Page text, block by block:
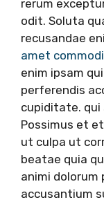
rerum
odit. Soluta
recusandae
amet
enim ipsam
perferendis
cupiditate.
Possimus et
ut culpa ut
beatae quia
animi dolorum
accusantium